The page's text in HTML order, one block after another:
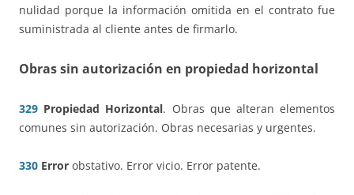
nulidad porque la información omitida en el contrato fue
suministrada al cliente antes de firmarlo.
Obras sin autorización en propiedad horizontal
329 Propiedad Horizontal. Obras que alteran elementos
comunes sin autorización. Obras necesarias y urgentes.
330 Error obstativo. Error vicio. Error patente.